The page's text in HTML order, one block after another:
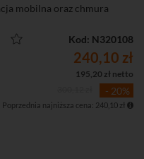
mobilna oraz chmura
m (10 Mb/s)
restartująca zawieszone
do montażu na biurku lub
Kod: N320108
240,10 zł
195,20 zł netto
- 20%
Poprzednia najniższa cena: 240,10 zł